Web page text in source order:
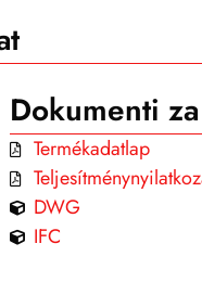
Dokumenti
Termékadatlap
DWG
IFC